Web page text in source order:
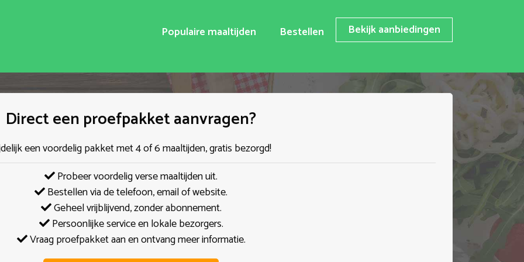
Populaire maaltijden Bestellen Bekijk aanbiedingen
Direct een proefpakket aanvragen?
een voordelig pakket met 4 of 6 maaltijden, gratis bezorgd!
Probeer voordelig verse maaltijden uit.
Bestellen via de telefoon, email of website.
Geheel vrijblijvend, zonder abonnement.
Persoonlijke service en lokale bezorgers.
Vraag proefpakket aan en ontvang meer informatie.